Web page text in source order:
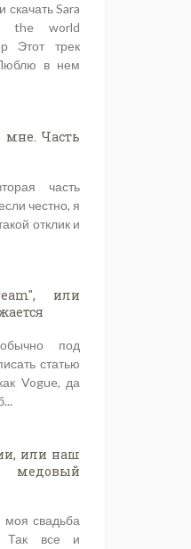
скачать Sara
the world
Этот трек
в нем
мне. Часть
часть
честно, я
отклик и
или
под
статью
Vogue, да
или наш
медовый
моя свадьба
Так все и